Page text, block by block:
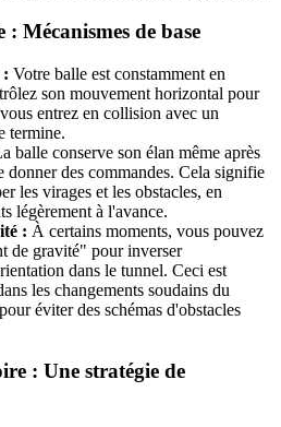
Mécanismes de base
: Votre balle est constamment en
son mouvement horizontal pour
entrez en collision avec un
termine.
balle conserve son élan même après
donner des commandes. Cela signifie
les virages et les obstacles, en
légèrement à l'avance.
: À certains moments, vous pouvez
de gravité" pour inverser
dans le tunnel. Ceci est
les changements soudains du
éviter des schémas d'obstacles
: Une stratégie de